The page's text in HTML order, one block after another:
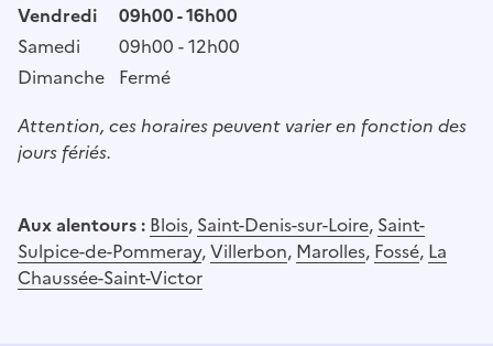
Vendredi
09h00 - 16h00
Samedi
09h00 - 12h00
Dimanche Fermé
Attention, ces horaires peuvent varier en fonction des
jours fériés.
Aux alentours : Blois, Saint-Denis-sur-Loire, Saint-
Sulpice-de-Pommeray,Villerbon, Marolles, Fossé, La
Chaussée-Saint-Victor